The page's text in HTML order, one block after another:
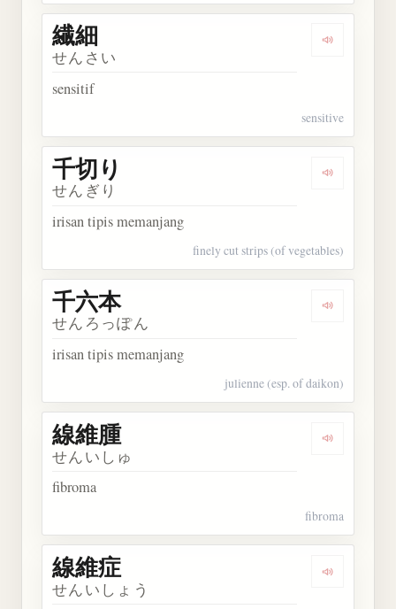
Dengarkan
繊細
せんさい
sensitif
sensitive
Dengarkan
千切り
せんぎり
irisan tipis memanjang
finely cut strips (of vegetables)
Dengarkan
千六本
せんろっぽん
irisan tipis memanjang
julienne (esp. of daikon)
Dengarkan
線維腫
せんいしゅ
fibroma
fibroma
Dengarkan
線維症
せんいしょう